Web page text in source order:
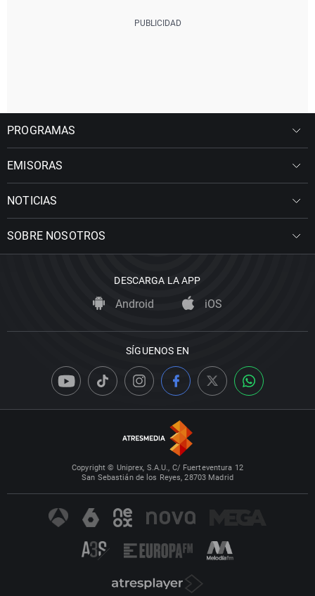
PROGRAMAS
EMISORAS
NOTICIAS
SOBRE NOSOTROS
DESCARGA LA APP
Android iOS
SÍGUENOS EN
Copyright © Uniprex, S.A.U., C/ Fuerteventura 12
San Sebastián de los Reyes, 28703 Madrid